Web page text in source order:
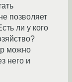
позволяет
ли у кого
можно
него и